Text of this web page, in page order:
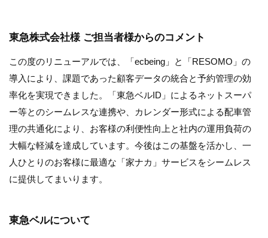
東急株式会社様 ご担当者様からのコメント
この度のリニューアルでは、「ecbeing」と「RESOMO」の
導入により、課題であった顧客データの統合と予約管理の効
率化を実現できました。「東急ベルID」によるネットスーパ
ー等とのシームレスな連携や、カレンダー形式による配車管
理の共通化により、お客様の利便性向上と社内の運用負荷の
大幅な軽減を達成しています。今後はこの基盤を活かし、一
人ひとりのお客様に最適な「家ナカ」サービスをシームレス
に提供してまいります。
東急ベルについて